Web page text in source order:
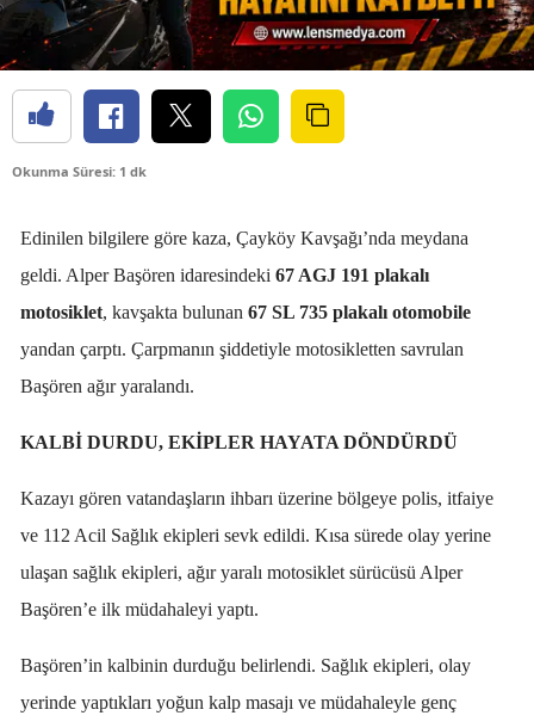
Okunma Süresi: 1 dk
Edinilen bilgilere göre kaza, Çayköy Kavşağı’nda meydana
geldi. Alper Başören idaresindeki 67 AGJ 191 plakalı
motosiklet, kavşakta bulunan 67 SL 735 plakalı otomobile
yandan çarptı. Çarpmanın şiddetiyle motosikletten savrulan
Başören ağır yaralandı.
KALBİ DURDU, EKİPLER HAYATA DÖNDÜRDÜ
Kazayı gören vatandaşların ihbarı üzerine bölgeye polis, itfaiye
ve 112 Acil Sağlık ekipleri sevk edildi. Kısa sürede olay yerine
ulaşan sağlık ekipleri, ağır yaralı motosiklet sürücüsü Alper
Başören’e ilk müdahaleyi yaptı.
Başören’in kalbinin durduğu belirlendi. Sağlık ekipleri, olay
yerinde yaptıkları yoğun kalp masajı ve müdahaleyle genç